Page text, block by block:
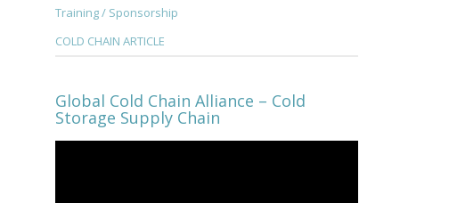
Training / Sponsorship
COLD CHAIN ARTICLE
Global Cold Chain Alliance – Cold
Storage Supply Chain